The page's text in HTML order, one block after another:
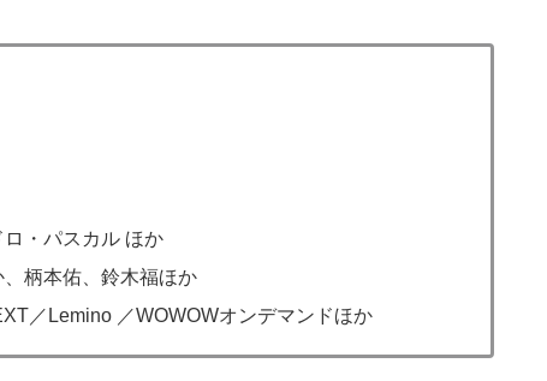
・パスカル ほか
柄本佑、鈴木福ほか
／Lemino ／WOWOWオンデマンドほか